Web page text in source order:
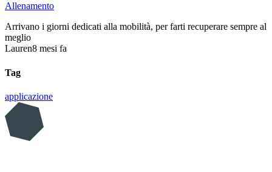
Allenamento
Arrivano i giorni dedicati alla mobilità, per farti recuperare sempre al
meglio
Lauren8 mesi fa
Tag
applicazione